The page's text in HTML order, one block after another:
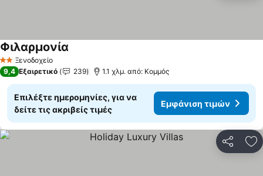
2 ΑστέριαΞενοδοχείο
Φιλαρμονία
9,4 Εξαιρετικό 239 1.1 χλμ. από: Κομμός
Επιλέξτε ημερομηνίες, για να
δείτε τις ακριβείς τιμές
Εμφάνιση τιμών